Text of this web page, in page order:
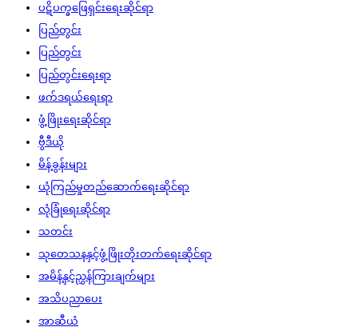
ပဋိပက္ခဖြေရှင်းရေးဆိုင်ရာ
ပြည်တွင်း
ပြည်တွင်း
ပြည်တွင်းရေးရာ
ဖက်ဒရယ်ရေးရာ
ဖွံ့ဖြိုးရေးဆိုင်ရာ
ဗွီဒီယို
မိန့်ခွန်းများ
ယုံကြည်မှုတည်ဆောက်ရေးဆိုင်ရာ
လုံခြုံရေးဆိုင်ရာ
သတင်း
သုတေသနနှင့်ဖွံ့ဖြိုးတိုးတက်ရေးဆိုင်ရာ
အမိန့်နှင့်ညွှန်ကြားချက်များ
အသိပညာပေး
အာဆီယံ